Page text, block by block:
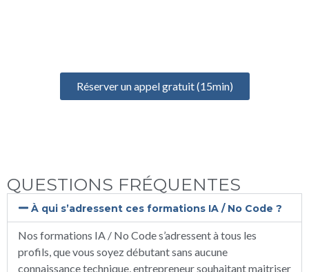
Réserver un appel gratuit (15min)
QUESTIONS FRÉQUENTES
À qui s’adressent ces formations IA / No Code ?
Nos formations IA / No Code s’adressent à tous les
profils, que vous soyez débutant sans aucune
connaissance technique, entrepreneur souhaitant maitriser